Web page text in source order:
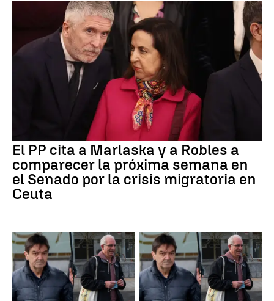
El PP cita a Marlaska y a Robles a
comparecer la próxima semana en
el Senado por la crisis migratoria en
Ceuta